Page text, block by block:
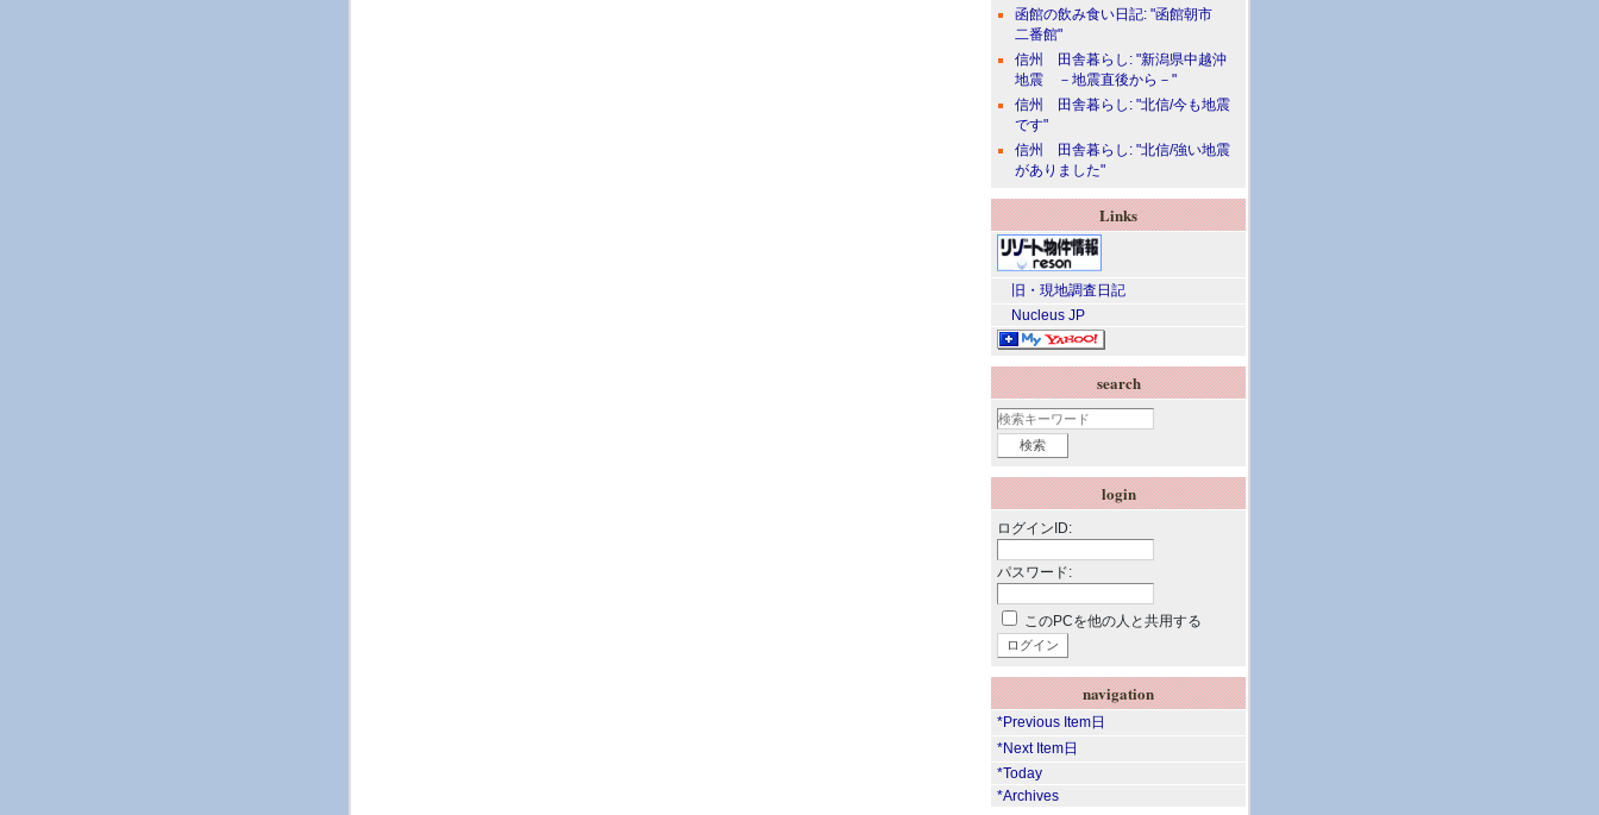
函館の飲み食い日記: "函館朝市
二番館"
信州 田舎暮らし: "新潟県中越沖
地震 －地震直後から－"
信州 田舎暮らし: "北信/今も地震
です"
信州 田舎暮らし: "北信/強い地震
がありました"
Links
旧・現地調査日記
Nucleus JP
search
login
ログインID:
パスワード:
このPCを他の人と共用する
navigation
*Previous Item日
*Next Item日
*Today
*Archives